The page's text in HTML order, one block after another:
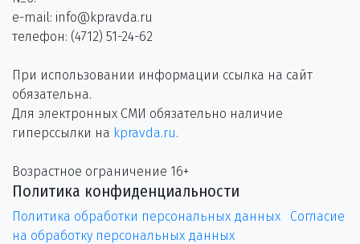
e-mail: info@kpravda.ru
телефон: (4712) 51-24-62
При использовании информации ссылка на сайт
обязательна.
Для электронных СМИ обязательно наличие
гиперссылки на kpravda.ru.
Возрастное ограничение 16+
Политика конфиденциальности
Политика обработки персональных данных
Согласие
на обработку персональных данных